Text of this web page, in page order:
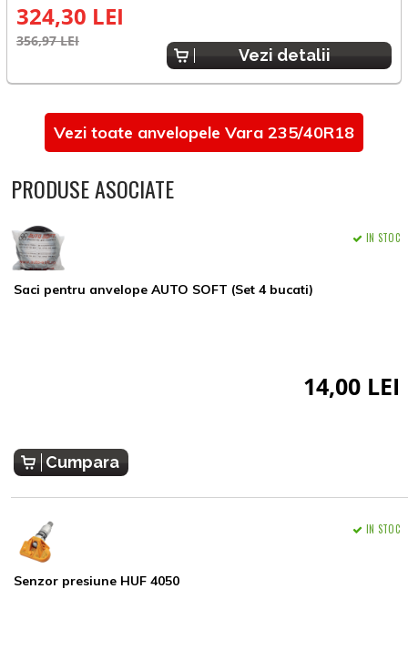
324,30 LEI
356,97 LEI
Vezi detalii
Vezi toate anvelopele Vara 235/40R18
PRODUSE ASOCIATE
Saci pentru anvelope AUTO SOFT (Set 4 bucati)
IN STOC
14,00 LEI
Cumpara
Senzor presiune HUF 4050
IN STOC